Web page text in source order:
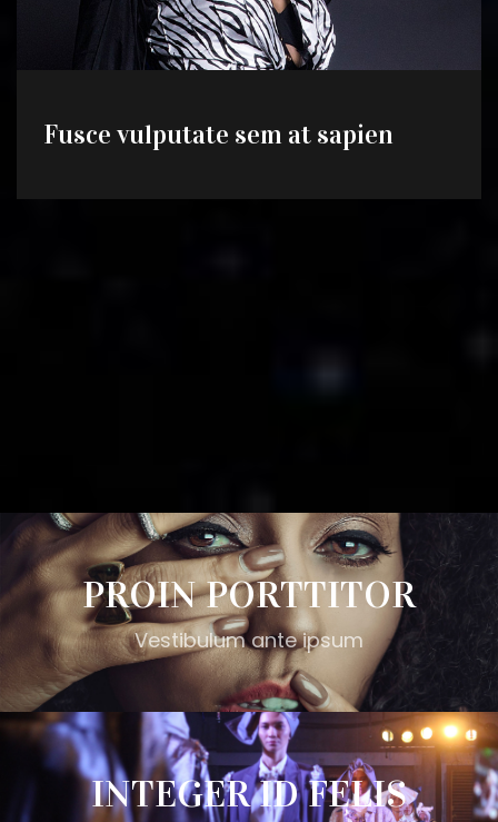
Fusce vulputate sem at sapien
PROIN PORTTITOR
Vestibulum ante ipsum
INTEGER ID FELIS